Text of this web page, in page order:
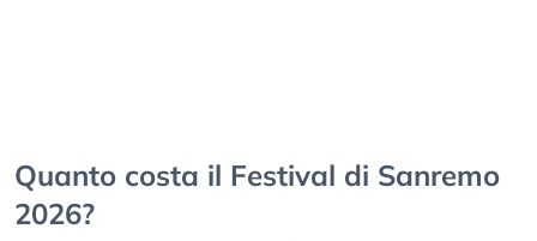
Quanto costa il Festival di Sanremo
2026?